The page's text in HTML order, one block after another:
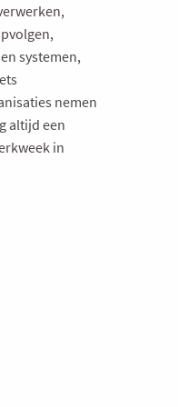
systemen,
nemen
altijd een
in